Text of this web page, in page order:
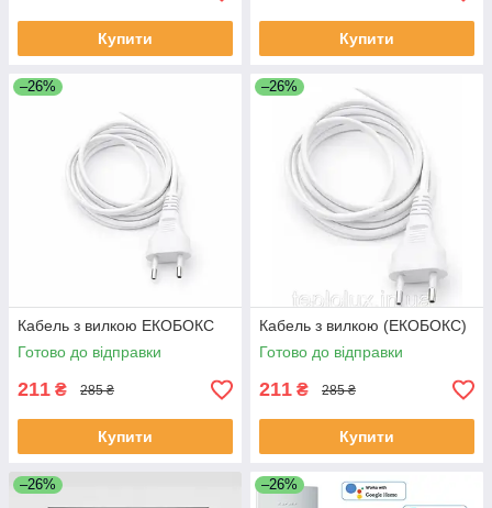
Купити Купити
–26%
Кабель з вилкою ЕКОБОКС
Готово до відправки
211 ₴ 285 ₴
Купити
–26%
Кабель з вилкою (ЕКОБОКС)
Готово до відправки
211 ₴ 285 ₴
Купити
–26% –26%